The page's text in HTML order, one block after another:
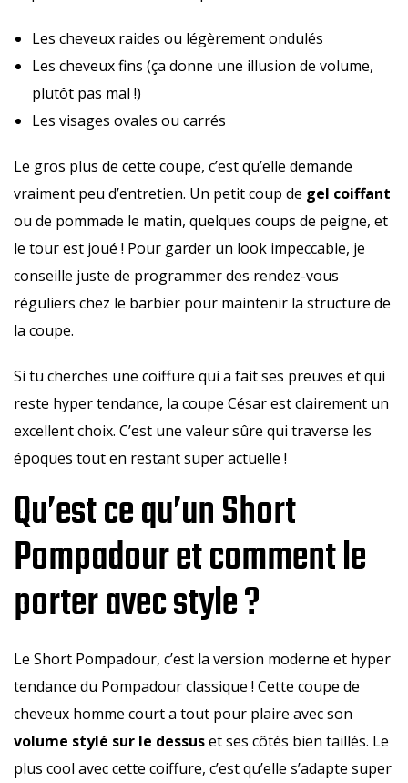
Les cheveux raides ou légèrement ondulés
Les cheveux fins (ça donne une illusion de volume,
plutôt pas mal !)
Les visages ovales ou carrés
Le gros plus de cette coupe, c’est qu’elle demande
vraiment peu d’entretien. Un petit coup de gel coiffant
ou de pommade le matin, quelques coups de peigne, et
le tour est joué ! Pour garder un look impeccable, je
conseille juste de programmer des rendez-vous
réguliers chez le barbier pour maintenir la structure de
la coupe.
Si tu cherches une coiffure qui a fait ses preuves et qui
reste hyper tendance, la coupe César est clairement un
excellent choix. C’est une valeur sûre qui traverse les
époques tout en restant super actuelle !
Qu’est ce qu’un Short
Pompadour et comment le
porter avec style ?
Le Short Pompadour, c’est la version moderne et hyper
tendance du Pompadour classique ! Cette coupe de
cheveux homme court a tout pour plaire avec son
volume stylé sur le dessuset ses côtés bien taillés. Le
plus cool avec cette coiffure, c’est qu’elle s’adapte super